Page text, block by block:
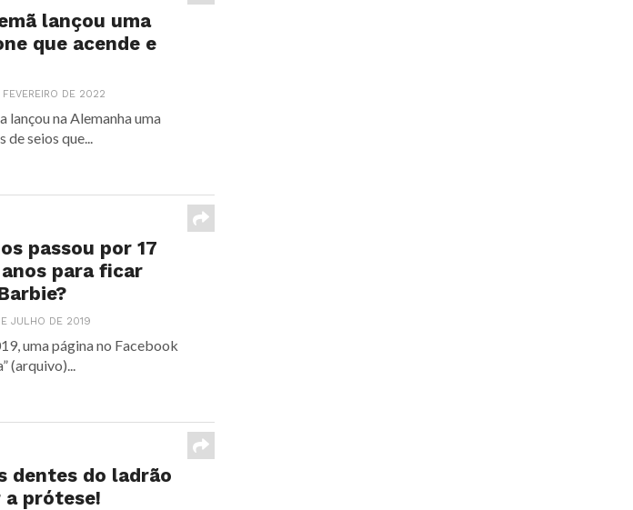
lançou uma
que acende e
DE 2022
lançou na Alemanha uma
de seios que...
passou por 17
para ficar
JULHO DE 2019
uma página no Facebook
(arquivo)...
dentes do ladrão
a prótese!